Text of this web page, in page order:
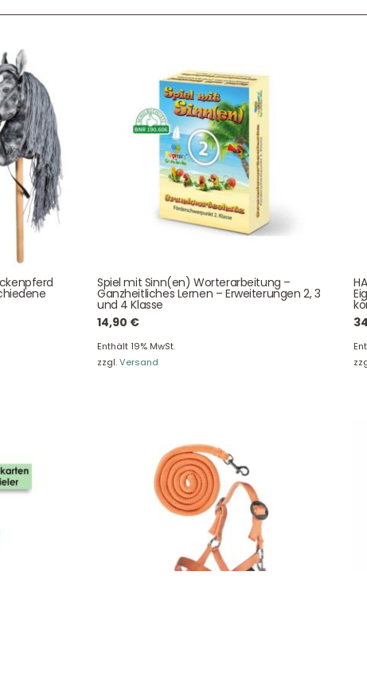
Spiel mit Sinn(en) Worterarbeitung –
Ganzheitliches Lernen – Erweiterungen 2, 3
und 4 Klasse
14,90 €
Enthält 19% MwSt.
zzgl.Versand
Service & Beratung
für Sie erreichbar.
bei uns in Haan direkt abholen.
Wünsche
News & Infos
Newsletter
Info Gutscheincode!
AGB
Zeitansicht